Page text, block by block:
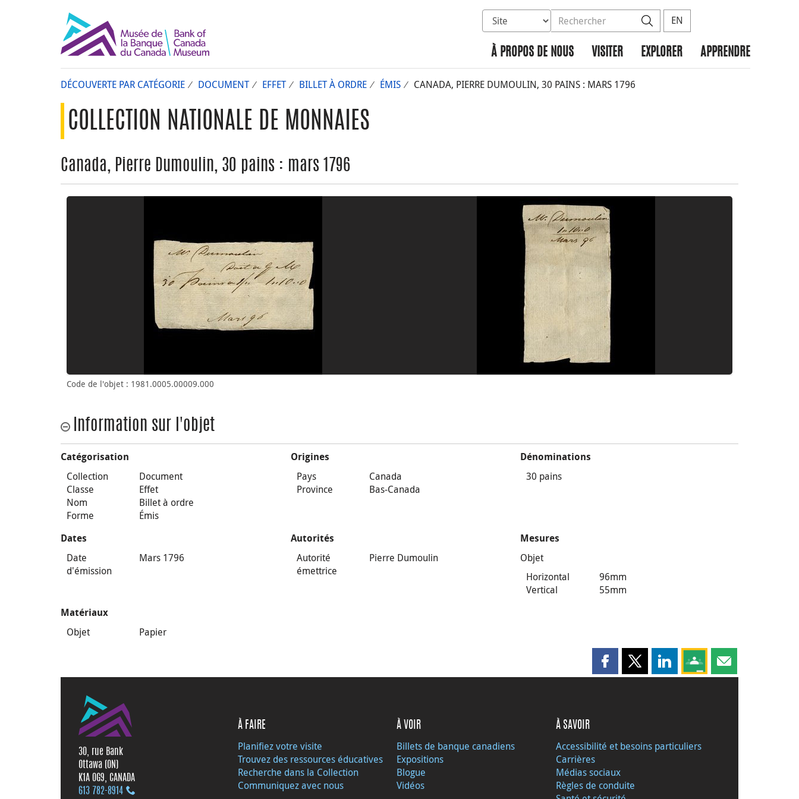
Sélectionnez la base de données à rechercher
Rechercher dans le site Rechercher
EN
À PROPOS DE NOUS VISITER EXPLORER APPRENDRE
DÉCOUVERTE PAR CATÉGORIE DOCUMENT EFFET BILLET À ORDRE ÉMIS CANADA, PIERRE DUMOULIN, 30 PAINS : MARS 1796
COLLECTION NATIONALE DE MONNAIES
Canada, Pierre Dumoulin, 30 pains : mars 1796
Code de l'objet : 1981.0005.00009.000
Information sur l'objet
Catégorisation
Collection
Document
Classe
Effet
Nom
Billet à ordre
Forme
Émis
Origines
Pays
Canada
Province
Bas-Canada
Dénominations
30 pains
Dates
Date
d'émission
Mars 1796
Autorités
Autorité
émettrice
Pierre Dumoulin
Mesures
Objet
Horizontal
96mm
Vertical
55mm
Matériaux
Objet Papier
Partager cette page sur Facebook
Partager cette page sur X
Partager cette page sur
Partagez cette page sur
Partager cette
30, rue Bank
Ottawa (ON)
K1A 0G9, CANADA
613 782‑8914
À FAIRE
Planifiez votre visite
Trouvez des ressources éducatives
Recherche dans la Collection
Communiquez avec nous
À VOIR
Billets de banque canadiens
Expositions
Blogue
Vidéos
À SAVOIR
Accessibilité et besoins particuliers
Carrières
Médias sociaux
Règles de conduite